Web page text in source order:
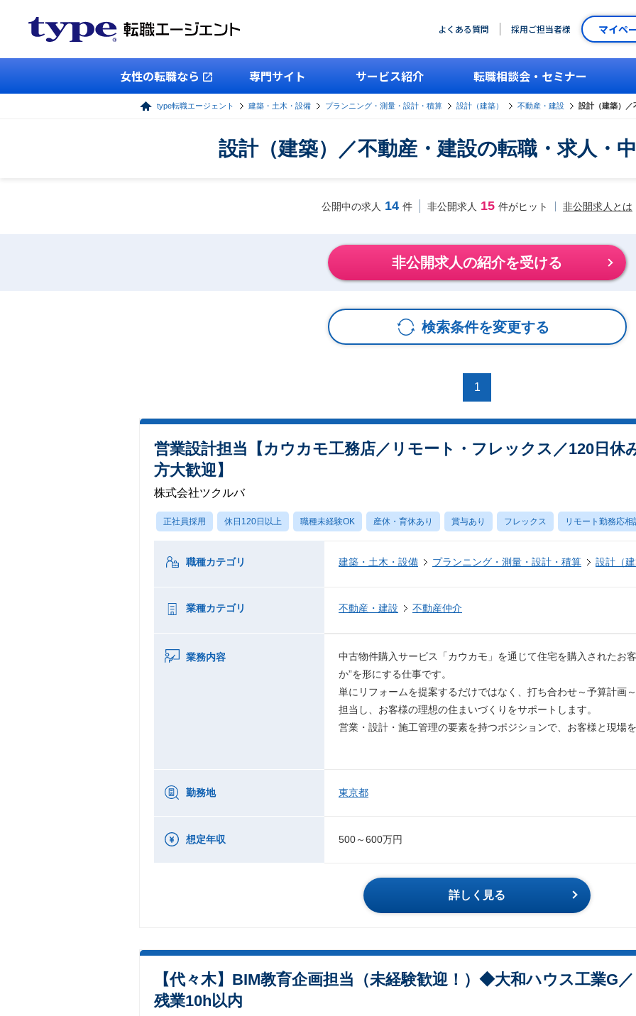
よくある質問 採用ご担当者様 マイペ
女性の転職なら 専門サイト サービス紹介 転職相談会・セミナー
type転職エージェント 建築・土木・設備 プランニング・測量・設計・積算 設計（建築） 不動産・建設 設計（建築）／
設計（建築）／不動産・建設の転職・求人・
公開中の求人 14 件 非公開求人 15 件がヒット 非公開求人とは
非公開求人の紹介を受ける
検索条件を変更する
1
営業設計担当【カウカモ工務店／リモート・フレックス／120日休
方大歓迎】
株式会社ツクルバ
正社員採用 休日120日以上 職種未経験OK 産休・育休あり 賞与あり フレックス リモート勤務応相
職種カテゴリ 建築・土木・設備 プランニング・測量・設計・積算 設計（建
業種カテゴリ 不動産・建設 不動産仲介
業務内容
中古物件購入サービス「カウカモ」を通じて住宅を購入されたお
か”を形にする仕事です。
単にリフォームを提案するだけではなく、打ち合わせ～予算計画
担当し、お客様の理想の住まいづくりをサポートします。
営業・設計・施工管理の要素を持つポジションで、お客様と現場
勤務地 東京都
想定年収 500～600万円
詳しく見る
【代々木】BIM教育企画担当（未経験歓迎！）◆大和ハウス工業G
残業10h以内